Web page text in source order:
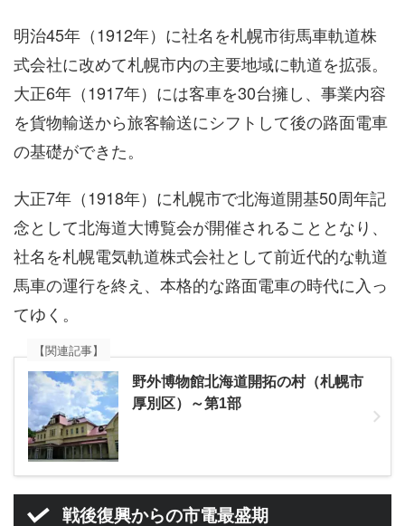
明治45年（1912年）に社名を札幌市街馬車軌道株
式会社に改めて札幌市内の主要地域に軌道を拡張。
大正6年（1917年）には客車を30台擁し、事業内容
を貨物輸送から旅客輸送にシフトして後の路面電車
の基礎ができた。
大正7年（1918年）に札幌市で北海道開基50周年記
念として北海道大博覧会が開催されることとなり、
社名を札幌電気軌道株式会社として前近代的な軌道
馬車の運行を終え、本格的な路面電車の時代に入っ
てゆく。
野外博物館北海道開拓の村（札幌市
厚別区）～第1部
【関連記事】
戦後復興からの市電最盛期